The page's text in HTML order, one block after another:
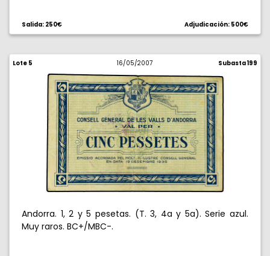
pesetas - trece de ellos casi completos, con los
grabados de Josep Obiols, todos en distintas
además, seis reproducciones en fotograbado de las
xilografías en negro y junto con dos pruebas en
negro - gran formato - del reverso de las 500
pesetas de diciembre 1936, y una del texto que debía
figurar en anverso de las mismas. Conjunto
extraordinario. Imprescindible examinar. EBC.
Salida: 250€ Adjudicación: 500€
Lote 5 16/05/2007 Subasta 199
Andorra. 1, 2 y 5 pesetas. (T. 3, 4a y 5a). Serie azul.
Muy raros. BC+/MBC-.